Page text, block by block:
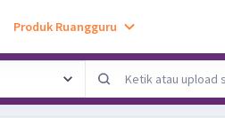
Produk Ruangguru